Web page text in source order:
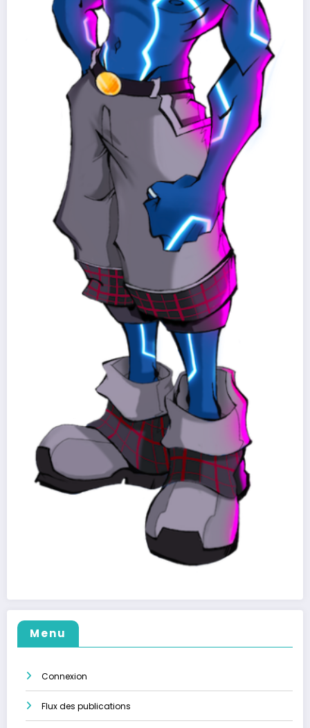
Menu
Connexion
Flux des publications